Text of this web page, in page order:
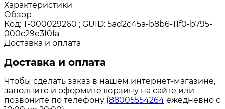
Характеристики
Обзор
Код: Т-000029260 ; GUID: 5ad2c45a-b8b6-11f0-b795-
000c29e3f0fa
Доставка и оплата
Доставка и оплата
Чтобы сделать заказ в нашем интернет-магазине,
заполните и оформите корзину на сайте или
позвоните по телефону (88005554264 ежедневно с